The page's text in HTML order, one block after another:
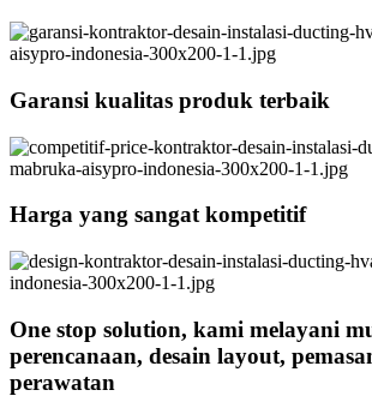
Garansi kualitas produk terbaik
Harga yang sangat kompetitif
One stop solution, kami melayani
perencanaan, desain layout,
perawatan